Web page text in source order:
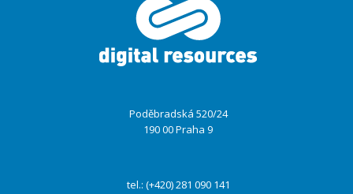
Poděbradská 520/24
190 00 Praha 9
tel.: (+420) 281 090 141